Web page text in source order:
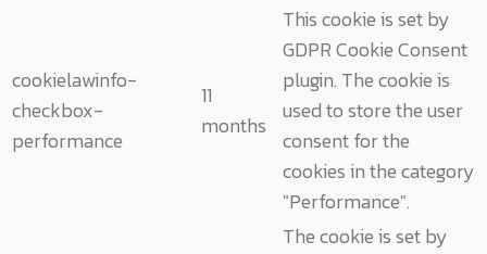
cookielawinfo-
checkbox-
performance
11
months
This cookie is set by
GDPR Cookie Consent
plugin. The cookie is
used to store the user
consent for the
cookies in the category
"Performance".
The cookie is set by